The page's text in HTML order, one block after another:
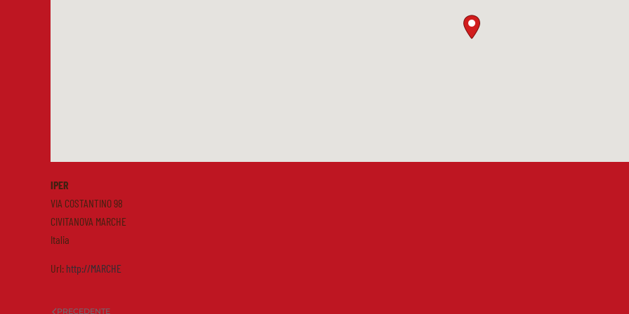
IPER
VIA COSTANTINO 98
CIVITANOVA MARCHE
Italia
Url: http://MARCHE
PRECEDENTE